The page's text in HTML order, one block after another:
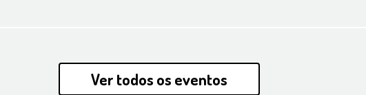
Ver todos os eventos